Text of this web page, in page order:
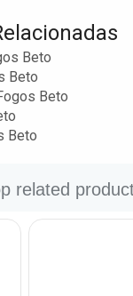
Beto
Beto
Beto
Beto